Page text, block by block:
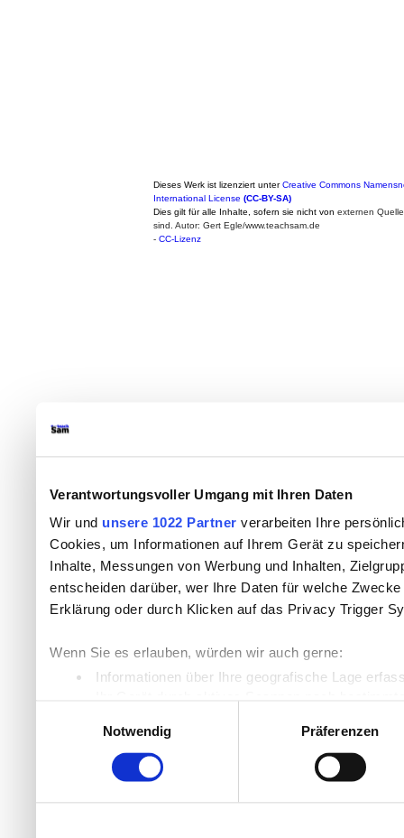
Verantwortungsvoller Umgang mit Ihren Daten
Wir und unsere 1022 Partner verarbeiten Ihre
Cookies, um Informationen auf Ihrem Gerät zu
Inhalte, Messungen von Werbung und Inhalten,
entscheiden darüber, wer Ihre Daten für welche
Erklärung oder durch Klicken auf das Privacy Trigger
Wenn Sie es erlauben, würden wir auch gerne:
Informationen über Ihre geografische Lage
Wir verwenden Cookies, um Inhalte und Anzeigen zu
die Zugriffe auf unsere Website zu analysieren.
Notwendig
Präferenzen
Dieses Werk ist lizenziert unterCreative Commons
International License (CC-BY-SA)
Dies gilt für alle Inhalte, sofern sie nicht von externen
sind. Autor: Gert Egle/www.teachsam.de
- CC-Lizenz